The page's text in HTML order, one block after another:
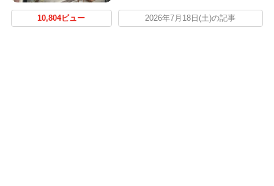
10,804ビュー 2026年7月18日(土)の記事